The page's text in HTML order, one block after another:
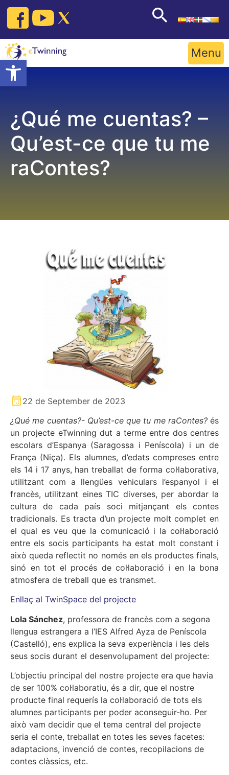
Open toolbar
Skip
content
Menu
¿Qué me cuentas? –
Qu’est-ce que tu me
raContes?
22 de September de 2023
¿Qué me cuentas?- Qu’est-ce que tu me raContes?és
un projecte eTwinning dut a terme entre dos centres
escolars d’Espanya (Saragossa i Peníscola) i un de
França (Niça). Els alumnes, d’edats compreses entre
els 14 i 17 anys, han treballat de forma col·laborativa,
utilitzant com a llengües vehiculars l’espanyol i el
francès, utilitzant eines TIC diverses, per abordar la
cultura de cada país soci mitjançant els contes
tradicionals. Es tracta d’un projecte molt complet en
el qual es veu que la comunicació i la col·laboració
entre els socis participants ha estat molt constant i
això queda reflectit no només en els productes finals,
sinó en tot el procés de col·laboració i en la bona
atmosfera de treball que es transmet.
Enllaç al TwinSpace del projecte
Lola Sánchez, professora de francès com a segona
llengua estrangera a l’IES Alfred Ayza de Peníscola
(Castelló), ens explica la seva experiència i les dels
seus socis durant el desenvolupament del projecte:
L’objectiu principal del nostre projecte era que havia
de ser 100% col·laboratiu, és a dir, que el nostre
producte final requerís la col·laboració de tots els
alumnes participants per poder aconseguir-ho. Per
això vam decidir que el tema central del projecte
seria el conte, treballat en totes les seves facetes:
adaptacions, invenció de contes, recopilacions de
contes clàssics, etc.